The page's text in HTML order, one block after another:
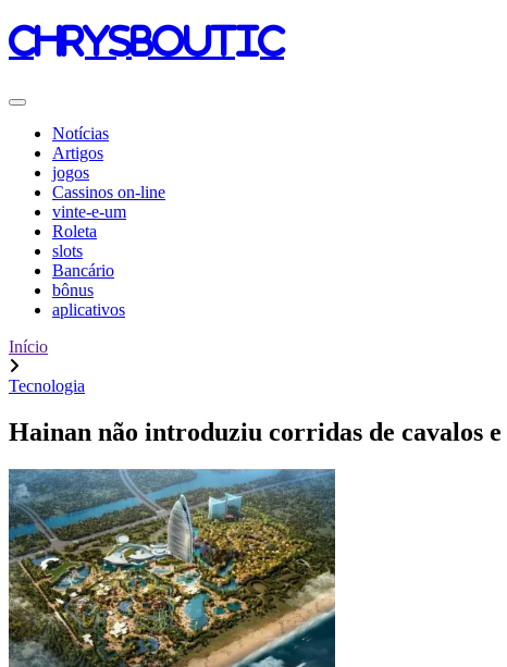
chrysboutic
Notícias
Artigos
jogos
Cassinos on-line
vinte-e-um
Roleta
slots
Bancário
bônus
aplicativos
Início
Tecnologia
Hainan não introduziu corridas de cavalos